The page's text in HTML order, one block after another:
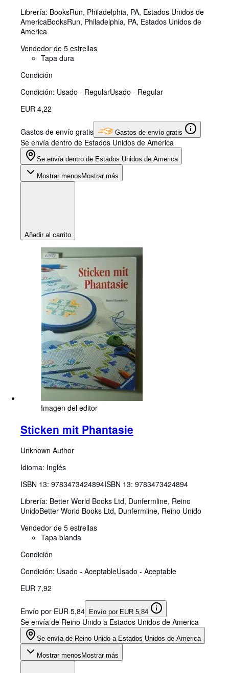
Librería: BooksRun, Philadelphia, PA, Estados Unidos de
AmericaBooksRun, Philadelphia, PA, Estados Unidos de
America
Vendedor de 5 estrellas
Tapa dura
Condición
Condición: Usado - RegularUsado - Regular
EUR 4,22
Gastos de envío gratis Gastos de envío gratis
Se envía dentro de Estados Unidos de America
Se envía dentro de Estados Unidos de America
Mostrar menos Mostrar más
Añadir al carrito
Imagen del editor
Sticken mit Phantasie
Unknown Author
Idioma: Inglés
ISBN 13: 9783473424894ISBN 13: 9783473424894
Librería: Better World Books Ltd, Dunfermline, Reino
UnidoBetter World Books Ltd, Dunfermline, Reino Unido
Vendedor de 5 estrellas
Tapa blanda
Condición
Condición: Usado - AceptableUsado - Aceptable
EUR 7,92
Envío por EUR 5,84 Envío por EUR 5,84
Se envía de Reino Unido a Estados Unidos de America
Se envía de Reino Unido a Estados Unidos de America
Mostrar menos Mostrar más